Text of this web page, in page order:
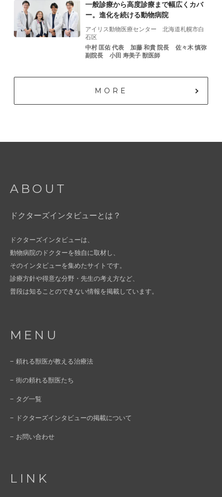
一般診療から高度診療まで幅広くカバ
ー。進化を続ける動物病院
アイリス動物医療センター 北海道札幌市白
石区
中村 匡佑 代表
加藤 和貴 院⻑
佐々⽊ 慎弥
副院⻑
⼩⽥ 寿美⼦ 獣医師
MORE
ABOUT
ドクターズインタビューとは？
ドクターズインタビューは、
動物病院のドクターを独自に取材し、
そのインタビューを集めたサイトです。
診療方針や得意な分野・先生の考え方など、
普段は知ることのできない情報を掲載しています。
MENU
− 頼れる獣医が教える治療法
− 街の頼れる獣医たち
− タグ一覧
− ドクターズインタビューの掲載について
− お問い合わせ
LINK